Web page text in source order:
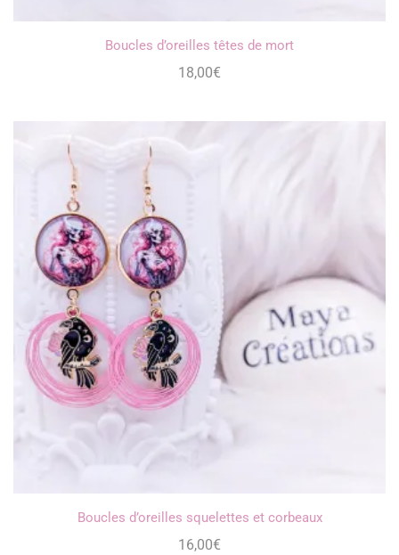
Boucles d’oreilles têtes de mort
18,00€
Boucles d’oreilles squelettes et corbeaux
16,00€